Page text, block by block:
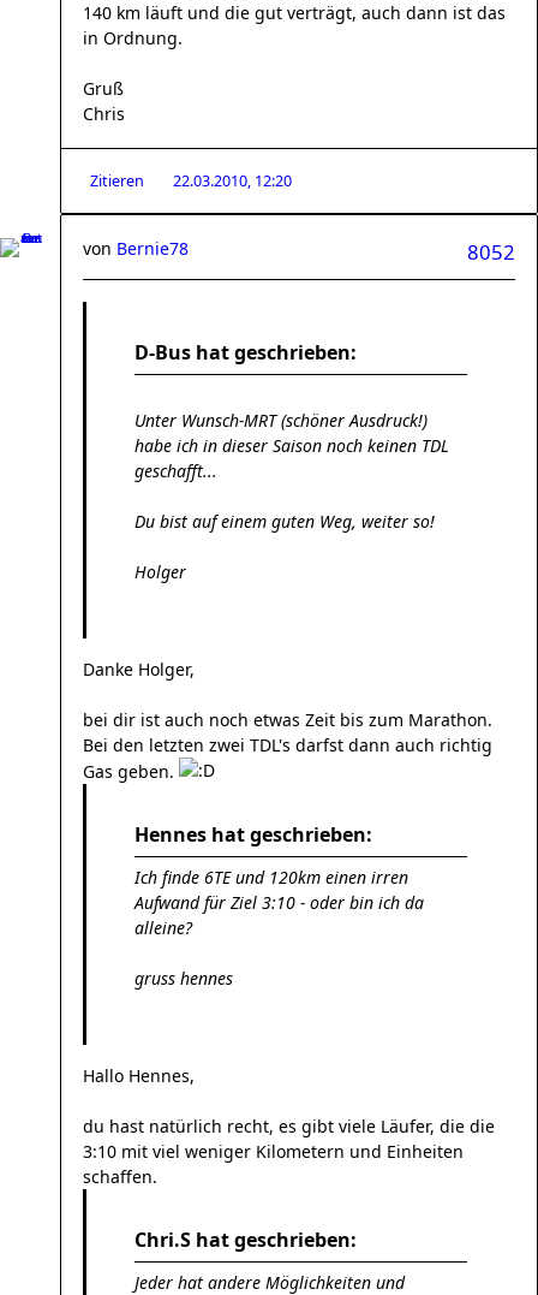
140 km läuft und die gut verträgt, auch dann ist das
in Ordnung.
Gruß
Chris
Zitieren 22.03.2010, 12:20
8052
von Bernie78
D-Bus hat geschrieben:
Unter Wunsch-MRT (schöner Ausdruck!)
habe ich in dieser Saison noch keinen TDL
geschafft...
Du bist auf einem guten Weg, weiter so!
Holger
Danke Holger,
bei dir ist auch noch etwas Zeit bis zum Marathon.
Bei den letzten zwei TDL's darfst dann auch richtig
Gas geben.
Hennes hat geschrieben:
Ich finde 6TE und 120km einen irren
Aufwand für Ziel 3:10 - oder bin ich da
alleine?
gruss hennes
Hallo Hennes,
du hast natürlich recht, es gibt viele Läufer, die die
3:10 mit viel weniger Kilometern und Einheiten
schaffen.
Chri.S hat geschrieben:
Jeder hat andere Möglichkeiten und